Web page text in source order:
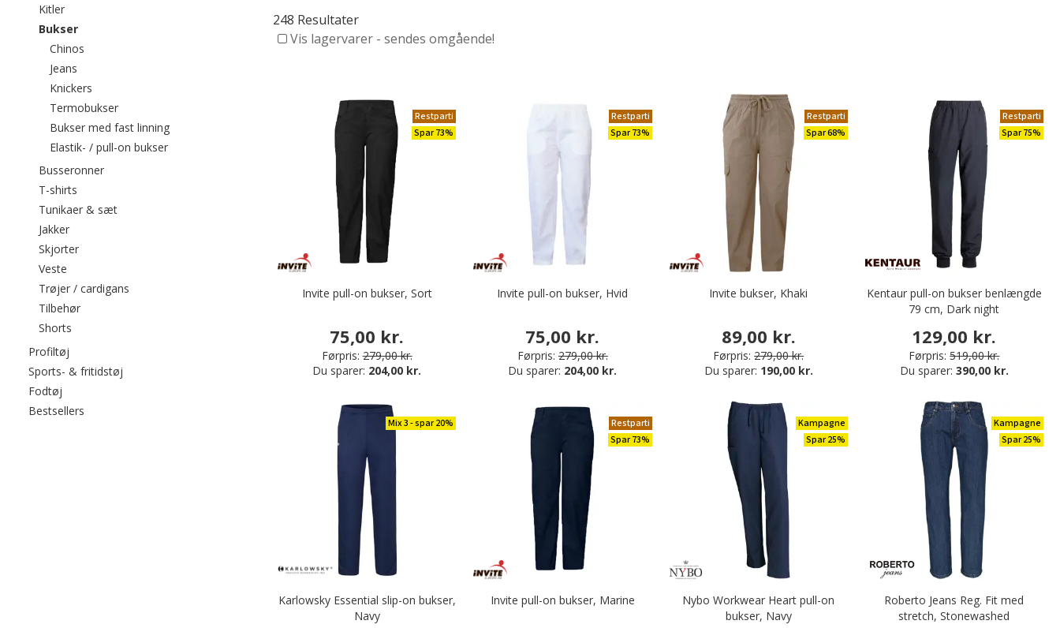
KitlerFiltrér efter category: Kitler
Bukservalgte I øjeblikket sorteret efter category: Bukser
ChinosFiltrér efter category: Chinos
JeansFiltrér efter category: Jeans
KnickersFiltrér efter category: Knickers
TermobukserFiltrér efter category: Termobukser
Bukser med fast linningFiltrér efter category: Bukser med fast linning
Elastik- / pull-on bukserFiltrér efter category: Elastik- / pull-on bukser
BusseronnerFiltrér efter category: Busseronner
T-shirts
Tunikaer & sætFiltrér efter category: Tunikaer & sæt
JakkerFiltrér efter category: Jakker
SkjorterFiltrér efter category: Skjorter
Veste
Trøjer / cardigans Filtrér efter category: Trøjer / cardigans
TilbehørFiltrér efter category: Tilbehør
Shorts
Profiltøj
Sports- & fritidstøj Filtrér efter category: Sports- & fritidstøj
Fodtøj
Bestsellers
248 Resultater
Vis lagervarer - sendes omgående!
Restparti
Spar 73%
Invite pull-on bukser, Sort
75,00 kr.
Førpris: 279,00 kr.
Du sparer: 204,00 kr.
Restparti
Spar 73%
Invite pull-on bukser, Hvid
75,00 kr.
Førpris: 279,00 kr.
Du sparer: 204,00 kr.
Restparti
Spar 68%
Invite bukser, Khaki
89,00 kr.
Førpris: 279,00 kr.
Du sparer: 190,00 kr.
Restparti
Spar 75%
Kentaur pull-on bukser benlængde
79 cm, Dark night
129,00 kr.
Førpris: 519,00 kr.
Du sparer: 390,00 kr.
Mix 3 - spar 20%
Karlowsky Essential slip-on bukser,
Navy
Restparti
Spar 73%
Invite pull-on bukser, Marine
Kampagne
Spar 25%
Nybo Workwear Heart pull-on
bukser, Navy
Kampagne
Spar 25%
Roberto Jeans Reg. Fit med
stretch, Stonewashed